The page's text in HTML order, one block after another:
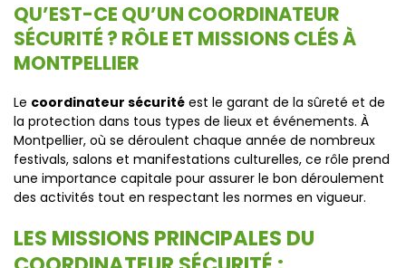
QU’EST-CE QU’UN COORDINATEUR
SÉCURITÉ ? RÔLE ET MISSIONS CLÉS À
MONTPELLIER
Le coordinateur sécurité est le garant de la sûreté et de
la protection dans tous types de lieux et événements. À
Montpellier, où se déroulent chaque année de nombreux
festivals, salons et manifestations culturelles, ce rôle prend
une importance capitale pour assurer le bon déroulement
des activités tout en respectant les normes en vigueur.
LES MISSIONS PRINCIPALES DU